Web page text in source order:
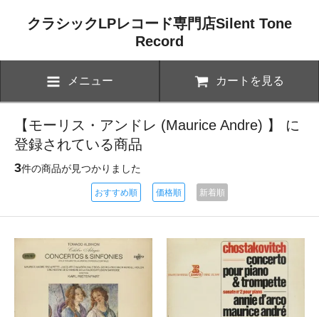
クラシックLPレコード専門店Silent Tone
Record
メニュー カートを見る
【モーリス・アンドレ (Maurice Andre) 】 に
登録されている商品
3件の商品が見つかりました
おすすめ順 価格順 新着順